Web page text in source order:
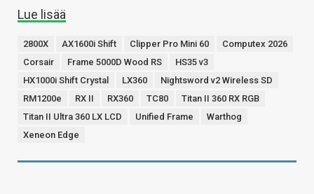
Lue lisää
2800X AX1600i Shift Clipper Pro Mini 60
Computex 2026
Corsair
Frame 5000D Wood RS
HS35 v3
HX1000i Shift Crystal
LX360
Nightsword v2 Wireless SD
RM1200e
RX II RX360 TC80
Titan II 360 RX RGB
Titan II Ultra 360 LX LCD
Unified Frame
Warthog
Xeneon Edge